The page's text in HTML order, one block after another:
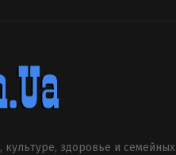
здоровье и семейных